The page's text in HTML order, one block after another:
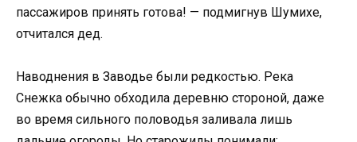
пассажиров принять готова! — подмигнув Шумихе,
отчитался дед.
Наводнения в Заводье были редкостью. Река
Снежка обычно обходила деревню стороной, даже
во время сильного половодья заливала лишь